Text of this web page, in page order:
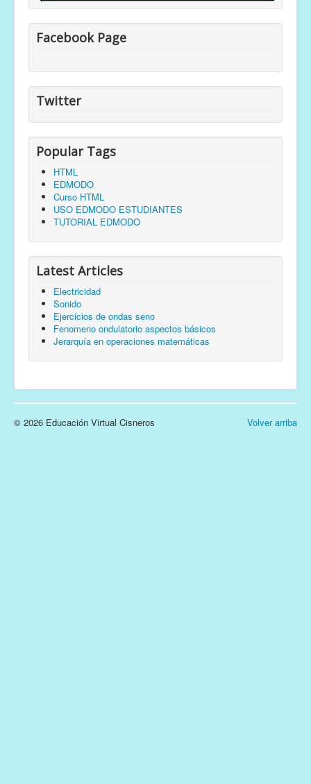
Facebook Page
Twitter
Popular Tags
HTML
EDMODO
Curso HTML
USO EDMODO ESTUDIANTES
TUTORIAL EDMODO
Latest Articles
Electricidad
Sonido
Ejercicios de ondas seno
Fenomeno ondulatorio aspectos básicos
Jerarquía en operaciones matemáticas
Volver arriba
© 2026 Educación Virtual Cisneros